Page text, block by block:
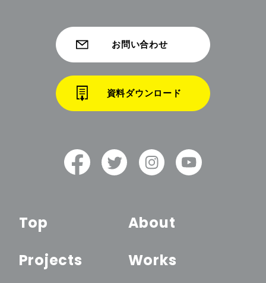
お問い合わせ
資料ダウンロード
Top
About
Projects
Works